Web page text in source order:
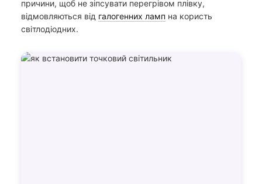
причини, щоб не зіпсувати перегрівом плівку,
відмовляються від галогенних ламп на користь
світлодіодних.